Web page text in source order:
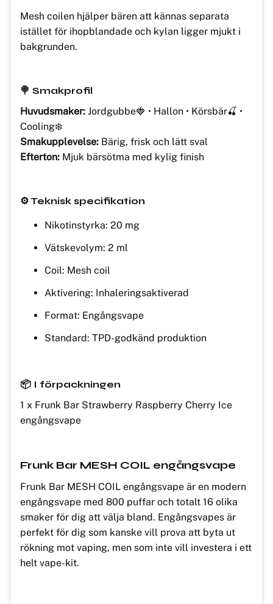
Mesh coilen hjälper bären att kännas separata
istället för ihopblandade och kylan ligger mjukt i
bakgrunden.
🍭 Smakprofil
Huvudsmaker: Jordgubbe🍓 • Hallon • Körsbär🍒 •
Cooling❄️
Smakupplevelse: Bärig, frisk och lätt sval
Efterton: Mjuk bärsötma med kylig finish
⚙️ Teknisk specifikation
Nikotinstyrka: 20 mg
Vätskevolym: 2 ml
Coil: Mesh coil
Aktivering: Inhaleringsaktiverad
Format: Engångsvape
Standard: TPD-godkänd produktion
📦 I förpackningen
1 x Frunk Bar Strawberry Raspberry Cherry Ice
engångsvape
Frunk Bar MESH COIL engångsvape
Frunk Bar MESH COIL engångsvape är en modern
engångsvape med 800 puffar och totalt 16 olika
smaker för dig att välja bland. Engångsvapes är
perfekt för dig som kanske vill prova att byta ut
rökning mot vaping, men som inte vill investera i ett
helt vape-kit.